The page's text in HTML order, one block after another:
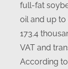
full-fat
oil and up to
173.4
VAT and
According